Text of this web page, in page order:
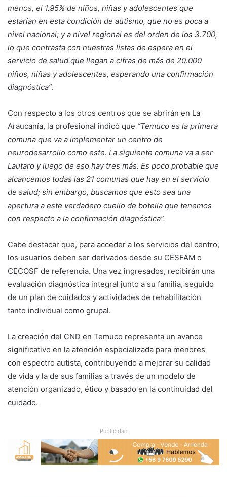
menos, el 1.95% de niños, niñas y adolescentes que
estarían en esta condición de autismo, que no es poca a
nivel nacional; y a nivel regional es del orden de los 3.700,
lo que contrasta con nuestras listas de espera en el
servicio de salud que llegan a cifras de más de 20.000
niños, niñas y adolescentes, esperando una confirmación
diagnóstica”.
Con respecto a los otros centros que se abrirán en La
Araucanía, la profesional indicó que “Temuco es la primera
comuna que va a implementar un centro de
neurodesarrollo como este. La siguiente comuna va a ser
Lautaro y luego de eso hay tres más. Es poco probable que
alcancemos todas las 21 comunas que hay en el servicio
de salud; sin embargo, buscamos que esto sea una
apertura a este verdadero cuello de botella que tenemos
con respecto a la confirmación diagnóstica”.
Cabe destacar que, para acceder a los servicios del centro,
los usuarios deben ser derivados desde su CESFAM o
CECOSF de referencia. Una vez ingresados, recibirán una
evaluación diagnóstica integral junto a su familia, seguido
de un plan de cuidados y actividades de rehabilitación
tanto individual como grupal.
La creación del CND en Temuco representa un avance
significativo en la atención especializada para menores
con espectro autista, contribuyendo a mejorar su calidad
de vida y la de sus familias a través de un modelo de
atención organizado, ético y basado en la continuidad del
cuidado.
Publicidad